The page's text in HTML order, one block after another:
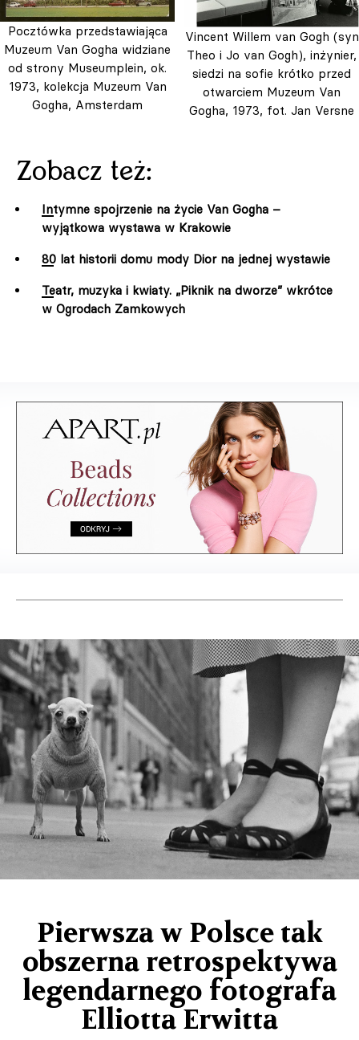
Pocztówka przedstawiająca
Muzeum Van Gogha widziane
od strony Museumplein, ok.
1973, kolekcja Muzeum Van
Gogha, Amsterdam
Vincent Willem van Gogh (syn
Theo i Jo van Gogh), inżynier,
siedzi na sofie krótko przed
otwarciem Muzeum Van
Gogha, 1973, fot. Jan Versne
Zobacz też:
Intymne spojrzenie na życie Van Gogha –
wyjątkowa wystawa w Krakowie
80 lat historii domu mody Dior na jednej wystawie
Teatr, muzyka i kwiaty. „Piknik na dworze” wkrótce
w Ogrodach Zamkowych
Pierwsza w Polsce tak
obszerna retrospektywa
legendarnego fotografa
Elliotta Erwitta